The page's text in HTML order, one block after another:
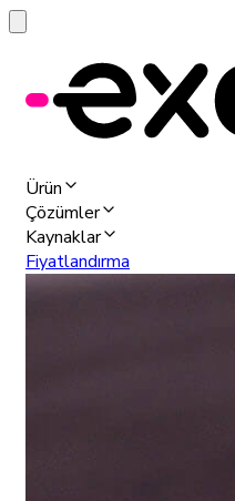
Ürün
Çözümler
Kaynaklar
Fiyatlandırma